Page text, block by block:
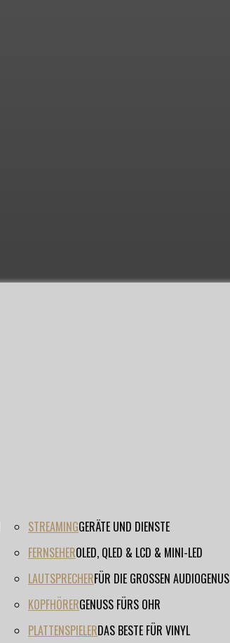
STREAMINGGERÄTE UND DIENSTE
FERNSEHEROLED, QLED & LCD & MINI-LED
LAUTSPRECHERFÜR DIE GROSSEN AUDIOGENUSS
KOPFHÖRERGENUSS FÜRS OHR
PLATTENSPIELERDAS BESTE FÜR VINYL